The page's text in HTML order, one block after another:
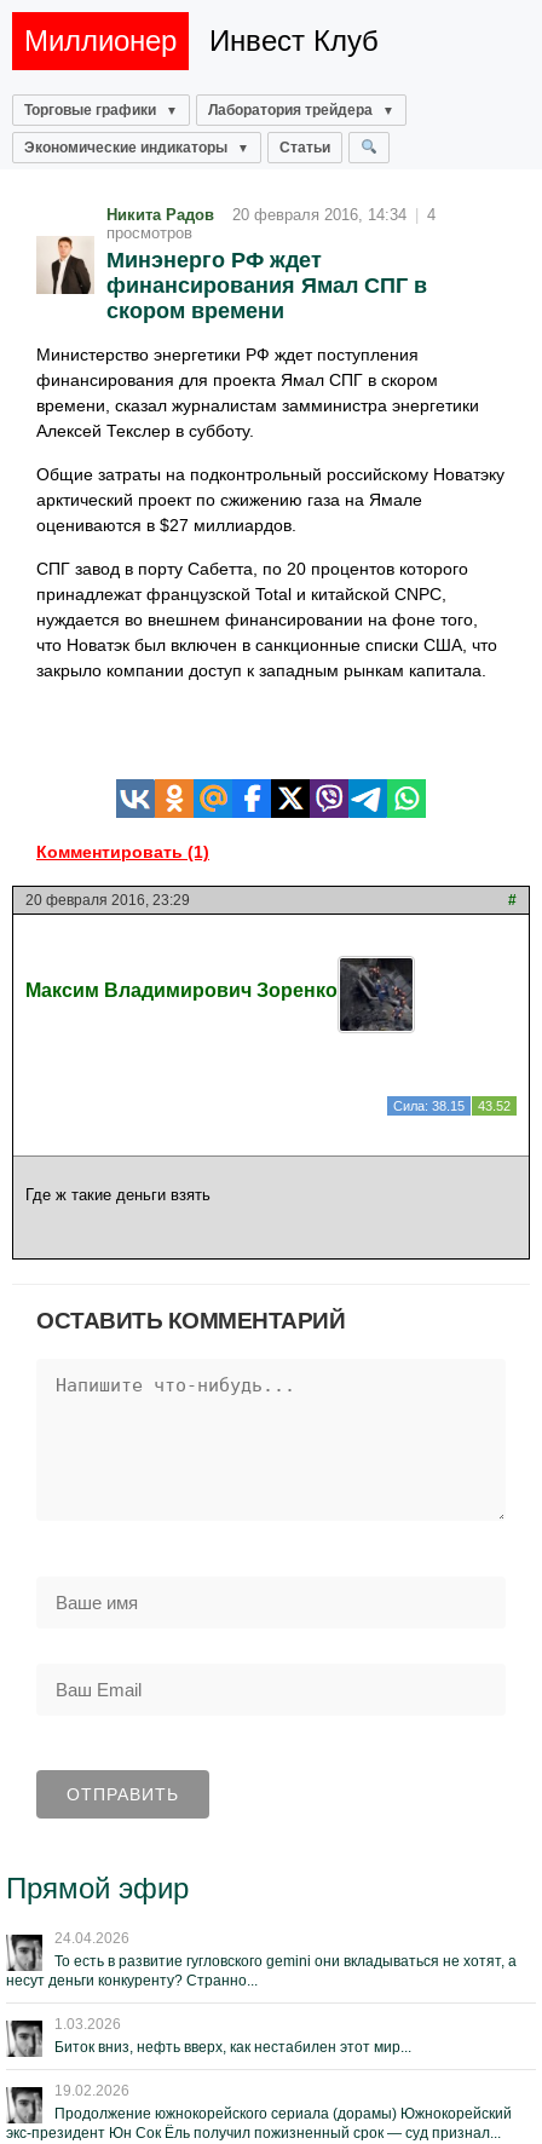
Миллионер Инвест Клуб
Торговые графики Лаборатория трейдера
Экономические индикаторы Статьи
Никита Радов 20 февраля 2016, 14:34
4
просмотров
Минэнерго РФ ждет
финансирования Ямал СПГ в
скором времени
Министерство энергетики РФ ждет поступления
финансирования для проекта Ямал СПГ в скором
времени, сказал журналистам замминистра энергетики
Алексей Текслер в субботу.
Общие затраты на подконтрольный российскому Новатэку
арктический проект по сжижению газа на Ямале
оцениваются в $27 миллиардов.
СПГ завод в порту Сабетта, по 20 процентов которого
принадлежат французской Total и китайской CNPC,
нуждается во внешнем финансировании на фоне того,
что Новатэк был включен в санкционные списки США, что
закрыло компании доступ к западным рынкам капитала.
Комментировать (1)
20 февраля 2016, 23:29 #
Максим Владимирович Зоренко
Сила: 38.15 43.52
Где ж такие деньги взять
ОСТАВИТЬ КОММЕНТАРИЙ
Прямой эфир
24.04.2026
То есть в развитие гугловского gemini они вкладываться не хотят, а
несут деньги конкуренту? Странно...
1.03.2026
Биток вниз, нефть вверх, как нестабилен этот мир...
19.02.2026
Продолжение южнокорейского сериала (дорамы) Южнокорейский
экс-президент Юн Сок Ёль получил пожизненный срок — суд признал...